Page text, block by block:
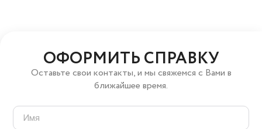
ОФОРМИТЬ СПРАВКУ
Оставьте свои контакты, и мы свяжемся с Вами в
ближайшее время.